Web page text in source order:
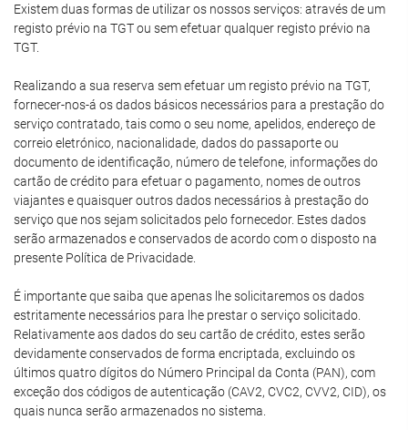
Existem duas formas de utilizar os nossos serviços: através de um
registo prévio na TGT ou sem efetuar qualquer registo prévio na
TGT.
Realizando a sua reserva sem efetuar um registo prévio na TGT,
fornecer-nos-á os dados básicos necessários para a prestação do
serviço contratado, tais como o seu nome, apelidos, endereço de
correio eletrónico, nacionalidade, dados do passaporte ou
documento de identificação, número de telefone, informações do
cartão de crédito para efetuar o pagamento, nomes de outros
viajantes e quaisquer outros dados necessários à prestação do
serviço que nos sejam solicitados pelo fornecedor. Estes dados
serão armazenados e conservados de acordo com o disposto na
presente Política de Privacidade.
É importante que saiba que apenas lhe solicitaremos os dados
estritamente necessários para lhe prestar o serviço solicitado.
Relativamente aos dados do seu cartão de crédito, estes serão
devidamente conservados de forma encriptada, excluindo os
últimos quatro dígitos do Número Principal da Conta (PAN), com
exceção dos códigos de autenticação (CAV2, CVC2, CVV2, CID), os
quais nunca serão armazenados no sistema.